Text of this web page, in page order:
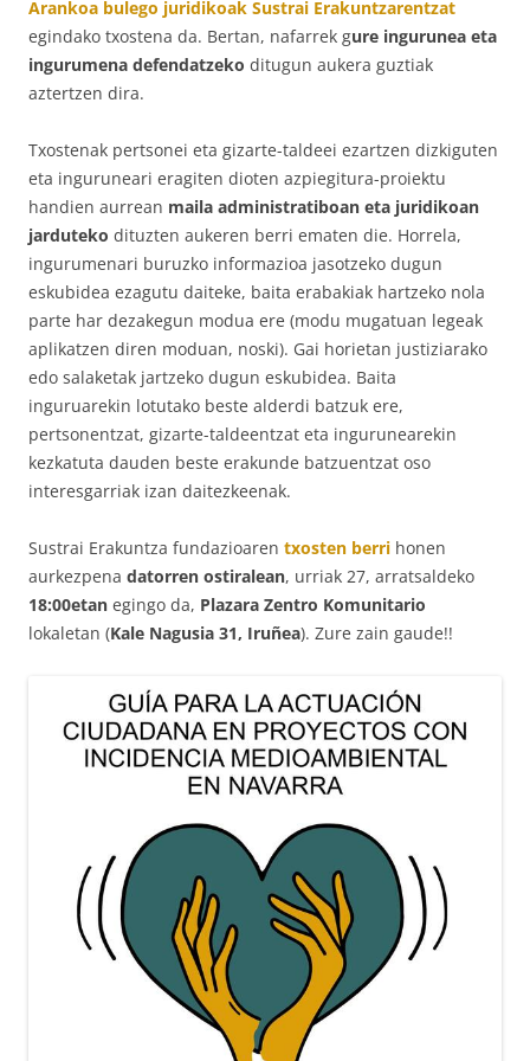
Arankoa bulego juridikoak Sustrai Erakuntzarentzat
egindako txostena da. Bertan, nafarrek gure ingurunea eta
ingurumena defendatzeko ditugun aukera guztiak
aztertzen dira.
Txostenak pertsonei eta gizarte-taldeei ezartzen dizkiguten
eta inguruneari eragiten dioten azpiegitura-proiektu
handien aurrean maila administratiboan eta juridikoan
jarduteko dituzten aukeren berri ematen die. Horrela,
ingurumenari buruzko informazioa jasotzeko dugun
eskubidea ezagutu daiteke, baita erabakiak hartzeko nola
parte har dezakegun modua ere (modu mugatuan legeak
aplikatzen diren moduan, noski). Gai horietan justiziarako
edo salaketak jartzeko dugun eskubidea. Baita
inguruarekin lotutako beste alderdi batzuk ere,
pertsonentzat, gizarte-taldeentzat eta ingurunearekin
kezkatuta dauden beste erakunde batzuentzat oso
interesgarriak izan daitezkeenak.
Sustrai Erakuntza fundazioaren txosten berri honen
aurkezpena datorren ostiralean, urriak 27, arratsaldeko
18:00etan egingo da, Plazara Zentro Komunitario
lokaletan (Kale Nagusia 31, Iruñea). Zure zain gaude!!